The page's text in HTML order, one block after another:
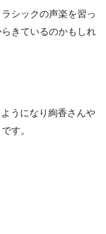
シックの声楽を習っ
きているのかもしれ
うになり絢香さんや
す。